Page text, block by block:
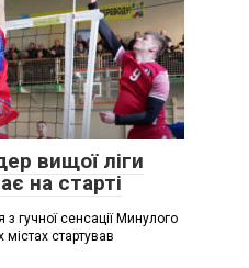
вищої ліги
на старті
гучної сенсації Минулого
містах стартував